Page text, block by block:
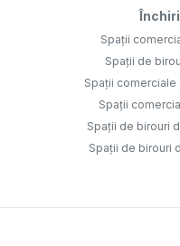
Spații
Spații de
Spații comerciale
Spații
Spații de birouri
Spații de birouri